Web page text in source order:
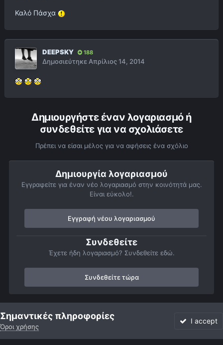
Καλό Πάσχα
DEEPSKY 188
ΔημοσιεύτηκεΑπρίλιος 14, 2014
Δημιουργήστε έναν λογαριασμό ή
συνδεθείτε για να σχολιάσετε
Πρέπει να είσαι μέλος για να αφήσεις ένα σχόλιο
Δημιουργία λογαριασμού
Εγγραφείτε για έναν νέο λογαριασμό στην κοινότητά μας.
Είναι εύκολο!.
Εγγραφή νέου λογαριασμού
Συνδεθείτε
Έχετε ήδη λογαριασμό? Συνδεθείτε εδώ.
Συνδεθείτε τώρα
Αρχή Αστροφωτογραφίες Βαθύς Ουρανός
Σημαντικές πληροφορίες
Όροι χρήσης
I accept
Forum